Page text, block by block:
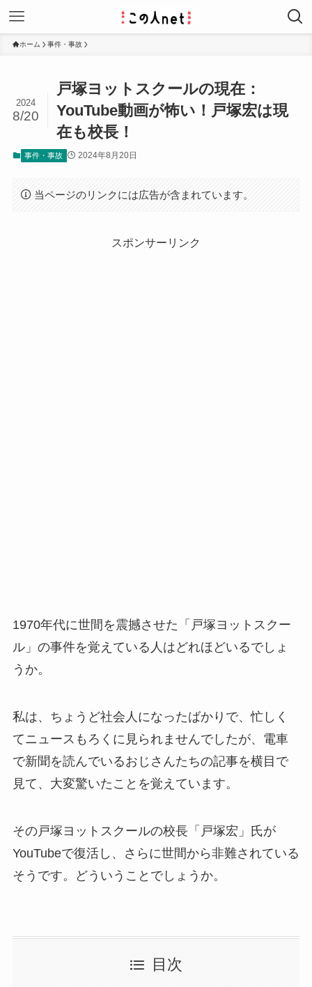
ホーム 事件・事故
戸塚ヨットスクールの現在：
YouTube動画が怖い！戸塚宏は現
在も校長！
2024
8/20
事件・事故 2024年8月20日
当ページのリンクには広告が含まれています。
スポンサーリンク
1970年代に世間を震撼させた「戸塚ヨットスクー
ル」の事件を覚えている人はどれほどいるでしょ
うか。
私は、ちょうど社会人になったばかりで、忙しく
てニュースもろくに見られませんでしたが、電車
で新聞を読んでいるおじさんたちの記事を横目で
見て、大変驚いたことを覚えています。
その戸塚ヨットスクールの校長「戸塚宏」氏が
YouTubeで復活し、さらに世間から非難されている
そうです。どういうことでしょうか。
目次